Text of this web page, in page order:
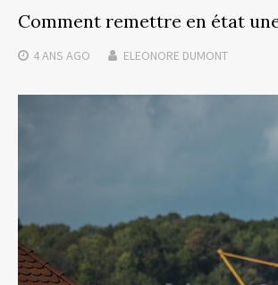
Comment remettre en état
4 ANS AGO ELEONORE DUMONT